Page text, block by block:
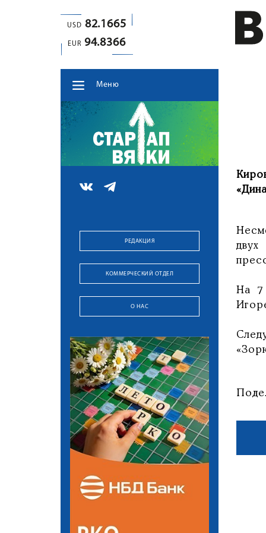
USD 82.1665
EUR 94.8366
Меню
РЕДАКЦИЯ
КОММЕРЧЕСКИЙ ОТДЕЛ
О НАС
На 7